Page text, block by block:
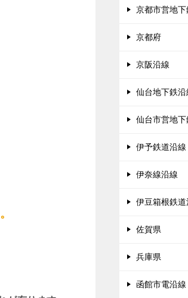
京都市営地下
京都府
京阪沿線
仙台地下鉄沿
仙台市営地下
伊予鉄道沿線
伊奈線沿線
伊豆箱根鉄道
佐賀県
兵庫県
函館市電沿線